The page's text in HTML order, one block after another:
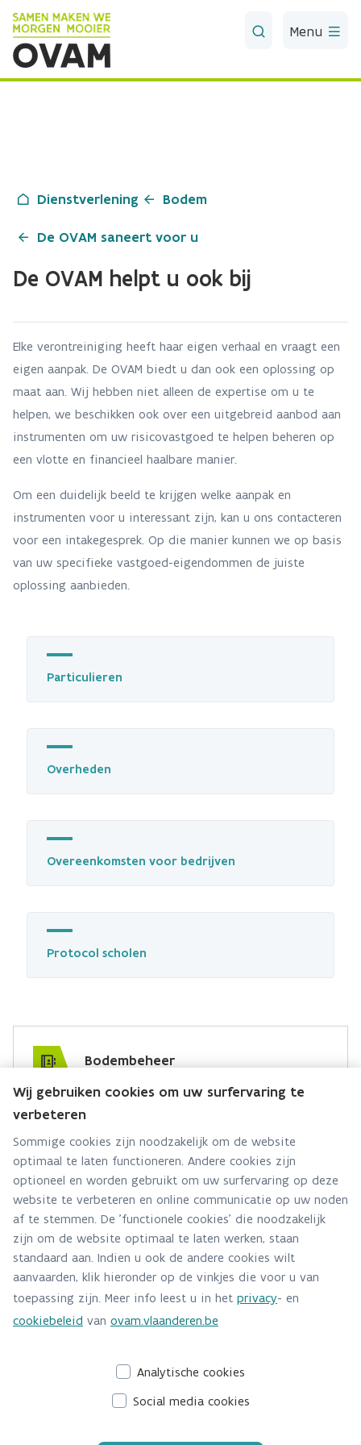
Skip to Main Content
Menu
Dienstverlening Bodem
De OVAM saneert voor u
De OVAM helpt u ook bij
Elke verontreiniging heeft haar eigen verhaal en vraagt een
eigen aanpak. De OVAM biedt u dan ook een oplossing op
maat aan. Wij hebben niet alleen de expertise om u te
helpen, we beschikken ook over een uitgebreid aanbod aan
instrumenten om uw risicovastgoed te helpen beheren op
een vlotte en financieel haalbare manier.
Om een duidelijk beeld te krijgen welke aanpak en
instrumenten voor u interessant zijn, kan u ons contacteren
voor een intakegesprek. Op die manier kunnen we op basis
van uw specifieke vastgoed-eigendommen de juiste
oplossing aanbieden.
Particulieren
Overheden
Overeenkomsten voor bedrijven
Protocol scholen
Bodembeheer
Hebt u een vraag voor dit team? Stel ze hier:
Via contact formulier
Alle contactgegevens
Adres
Stationsstraat 110
2800 Mechelen
Route en bereikbaarheid
Telefoon
015/284 458
Wij gebruiken cookies om uw surfervaring te
verbeteren
Sommige cookies zijn noodzakelijk om de website
optimaal te laten functioneren. Andere cookies zijn
optioneel en worden gebruikt om uw surfervaring op deze
website te verbeteren en online communicatie op uw noden
af te stemmen. De 'functionele cookies' die noodzakelijk
zijn om de website optimaal te laten werken, staan
standaard aan. Indien u ook de andere cookies wilt
aanvaarden, klik hieronder op de vinkjes die voor u van
toepassing zijn. Meer info leest u in het privacy- en
cookiebeleid van ovam.vlaanderen.be
Analytische cookies
Social media cookies